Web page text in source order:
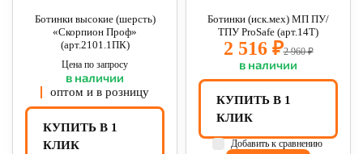
Ботинки высокие (шерсть)
«Скорпион Проф»
(арт.2101.1ПК)
Цена по запросу
в наличии
оптом и в розницу
КУПИТЬ В 1
КЛИК
Ботинки (иск.мех) МП ПУ/
ТПУ ProSafe (арт.14Т)
2 516 ₽2 960 ₽
в наличии
КУПИТЬ В 1
КЛИК
Добавить к сравнению